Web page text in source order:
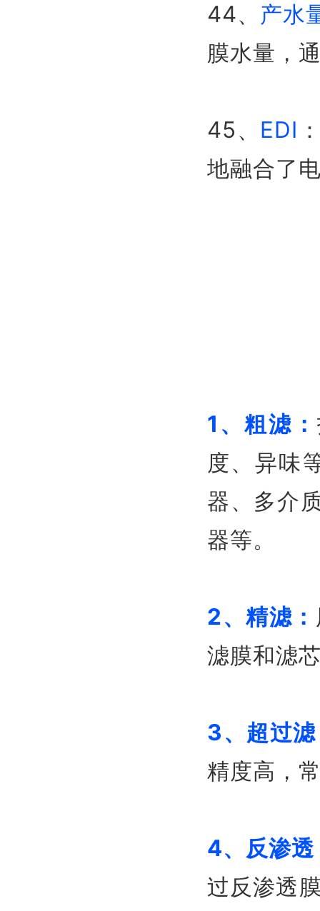
44、 产水
膜水量，
45、 EDI
地融合了
1、粗滤：
度、异味
器、多介
器等。
2、精滤：
滤膜和滤
3、超过
精度高，
4、反渗透
过反渗透